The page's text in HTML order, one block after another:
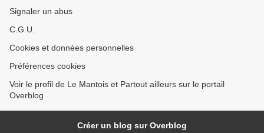
Signaler un abus
C.G.U.
Cookies et données personnelles
Préférences cookies
Voir le profil de Le Mantois et Partout ailleurs sur le portail
Overblog
Créer un blog sur Overblog